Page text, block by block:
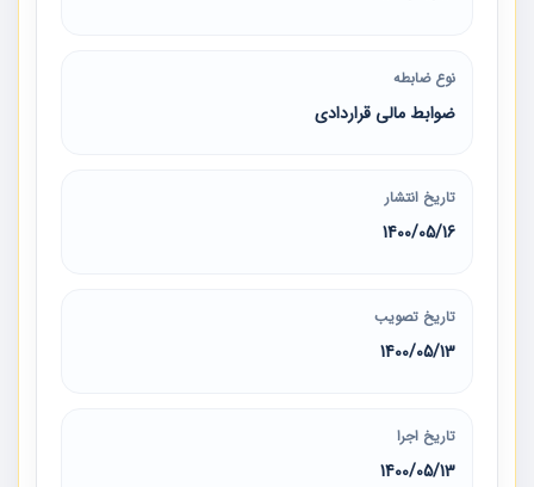
نوع ضابطه
ضوابط مالی قراردادی
تاریخ انتشار
1400/05/16
تاریخ تصویب
1400/05/13
تاریخ اجرا
1400/05/13